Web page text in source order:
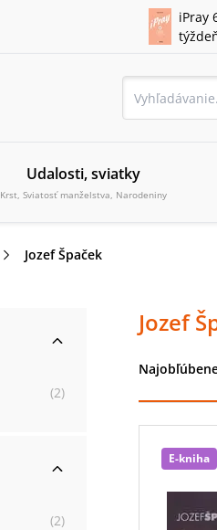
iPray
Udalosti, sviatky
Krst, Sviatosť manželstva, Narodeniny
Jozef Špaček
(2)
(2)
Jozef
E-kniha